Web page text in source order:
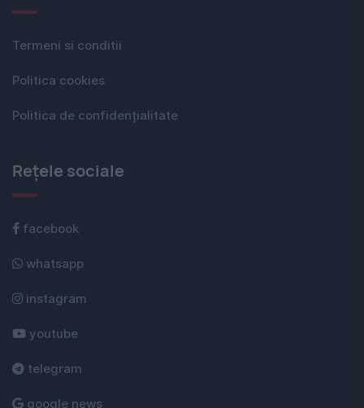
Termeni si conditii
Politica cookies
Politica de confidențialitate
Rețele sociale
facebook
whatsapp
instagram
youtube
telegram
google news